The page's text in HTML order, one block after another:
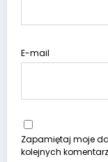
E-mail
Zapamiętaj moje
kolejnych